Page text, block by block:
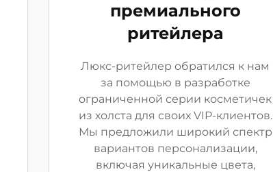
премиального
ритейлера
Люкс-ритейлер обратился к нам
за помощью в разработке
ограниченной серии косметичек
из холста для своих VIP-клиентов.
Мы предложили широкий спектр
вариантов персонализации,
включая уникальные цвета,